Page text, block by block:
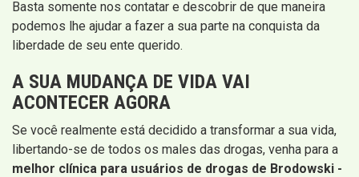
Basta somente nos contatar e descobrir de que maneira
podemos lhe ajudar a fazer a sua parte na conquista da
liberdade de seu ente querido.
A SUA MUDANÇA DE VIDA VAI
ACONTECER AGORA
Se você realmente está decidido a transformar a sua vida,
libertando-se de todos os males das drogas, venha para a
melhor clínica para usuários de drogas de Brodowski -